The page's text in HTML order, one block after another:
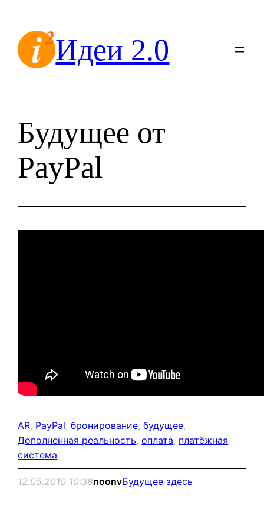
содержимомуИдеи 2.0
Будущее от
PayPal
AR, PayPal, бронирование, будущее
Дополненная реальность, оплата, платёжная
система
12.05.2010 10:38noonvБудущее здесь